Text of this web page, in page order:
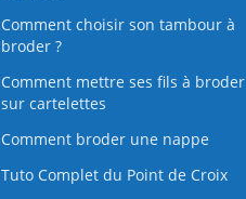
Comment choisir son tambour à
broder ?
Comment mettre ses fils à broder
sur cartelettes
Comment broder une nappe
Tuto Complet du Point de Croix